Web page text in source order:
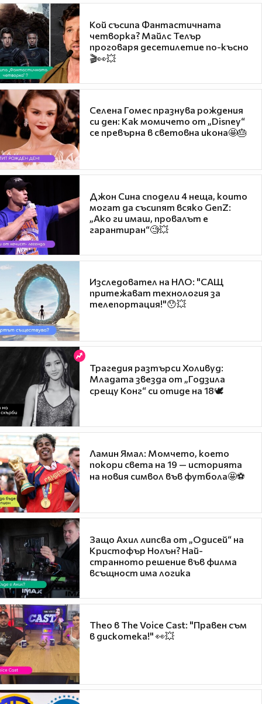
Кой съсипа Фантастичната
четворка? Майлс Телър
проговаря десетилетие по-късно
🎬👀💥
Селена Гомес празнува рождения
си ден: Как момичето от „Disney“
се превърна в световна икона🤩🎂
Джон Сина сподели 4 неща, които
могат да съсипят всяко GenZ:
„Ако ги имаш, провалът е
гарантиран“🧐💥
Изследовател на НЛО: "САЩ
притежават технология за
телепортация!"😯💥
Трагедия разтърси Холивуд:
Младата звезда от „Годзила
срещу Конг“ си отиде на 18🕊️
Ламин Ямал: Момчето, което
покори света на 19 — историята
на новия символ във футбола🤩⚽
Защо Ахил липсва от „Одисей“ на
Кристофър Нолън? Най-
странното решение във филма
всъщност има логика
Theo в The Voice Cast: "Правен съм
в дискотека!" 👀💥